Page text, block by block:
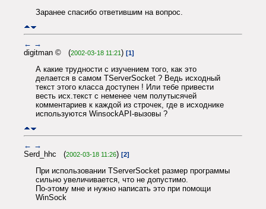
Заранее спасибо ответившим на вопрос.
← →
digitman © (2002-03-18 11:21) [1]
А какие трудности с изучением того, как это
делается в самом TServerSocket ? Ведь исходный
текст этого класса доступен ! Или тебе привести
весть исх.текст с неменее чем полутысячей
комментариев к каждой из строчек, где в исходнике
используются WinsockAPI-вызовы ?
← →
Serd_hhc (2002-03-18 11:26) [2]
При использовании TServerSocket размер программы
сильно увеличивается, что не допустимо.
По-этому мне и нужно написать это при помощи
WinSock